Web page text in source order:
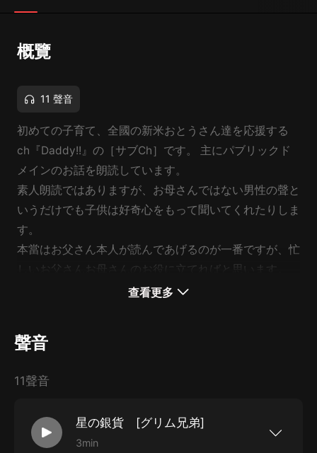
概覽
11 聲音
初めての子育て、全國の新米おとうさん達を応援する
ch『Daddy!!』の［サブCh］です。 主にパブリックド
メインのお話を朗読しています。
素人朗読ではありますが、お母さんではない男性の聲と
いうだけでも子供は好奇心をもって聞いてくれたりしま
す。
本當はお父さん本人が読んであげるのが一番ですが、忙
しいお父さんお母さんのお役に立てればと思います。
[ Youtube ]
查看更多
聲音
11聲音
星の銀貨 [グリム兄弟]
3min